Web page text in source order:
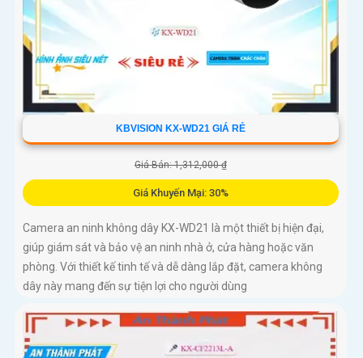
KBVISION KX-WD21 GIÁ RẺ
Giá Bán: 1,312,000 ₫
Giá Khuyến Mại: 30%
Camera an ninh không dây KX-WD21 là một thiết bị hiện đại,
giúp giám sát và bảo vệ an ninh nhà ở, cửa hàng hoặc văn
phòng. Với thiết kế tinh tế và dễ dàng lắp đặt, camera không
dây này mang đến sự tiện lợi cho người dùng